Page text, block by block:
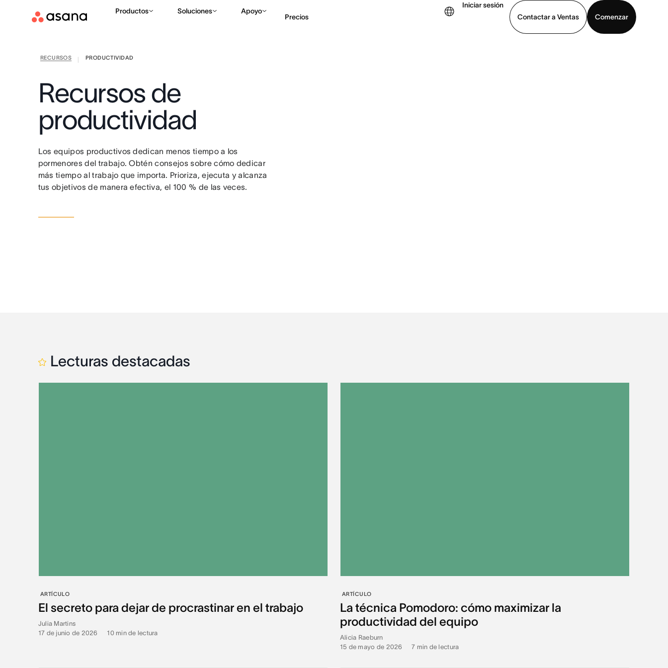
Productos Soluciones Apoyo
Precios
Iniciar sesión
Contactar a Ventas
Comenzar
RECURSOS PRODUCTIVIDAD
Recursos de
productividad
Los equipos productivos dedican menos tiempo a los
pormenores del trabajo. Obtén consejos sobre cómo dedicar
más tiempo al trabajo que importa. Prioriza, ejecuta y alcanza
tus objetivos de manera efectiva, el 100 % de las veces.
Lecturas destacadas
ARTÍCULO
El secreto para dejar de procrastinar en el trabajo
Julia Martins
17 de junio de 2026
10 min de lectura
ARTÍCULO
La técnica Pomodoro: cómo maximizar la
productividad del equipo
Alicia Raeburn
15 de mayo de 2026
7 min de lectura